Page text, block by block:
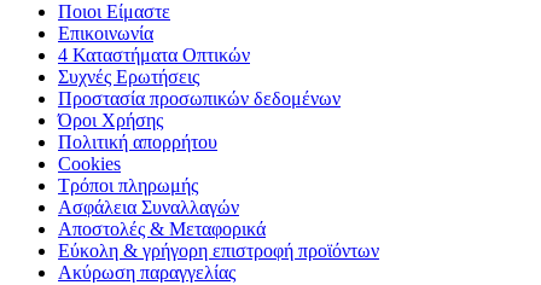
Ποιοι Είμαστε
Επικοινωνία
4 Καταστήματα Οπτικών
Συχνές Ερωτήσεις
Προστασία προσωπικών δεδομένων
Όροι Χρήσης
Πολιτική απορρήτου
Cookies
Τρόποι πληρωμής
Ασφάλεια Συναλλαγών
Αποστολές & Μεταφορικά
Εύκολη & γρήγορη επιστροφή προϊόντων
Ακύρωση παραγγελίας